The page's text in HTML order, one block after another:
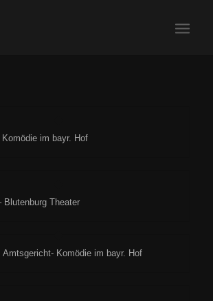
Komödie im bayr. Hof
Blutenburg Theater
Komödie im bayr. Hof